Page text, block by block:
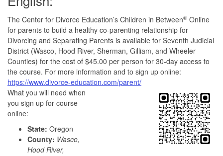
The Center for Divorce Education’s Children in Between® Online
for parents to build a healthy co-parenting relationship for
Divorcing and Separating Parents is available for Seventh Judicial
District (Wasco, Hood River, Sherman, Gilliam, and Wheeler
Counties) for the cost of $45.00 per person for 30-day access to
the course. For more information and to sign up online:
https://www.divorce-education.com/parent/
What you will need when
you sign up for course
online:
State: Oregon
County: Wasco,
Hood River,